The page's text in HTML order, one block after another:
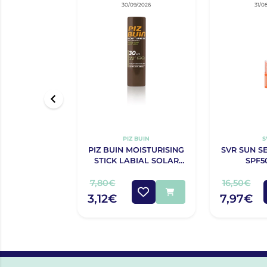
30/09/2026
PIZ BUIN
PIZ BUIN MOISTURISING
STICK LABIAL SOLAR
G
7,80€
3,12€
31/
SVR SUN
16,50€
7,97€